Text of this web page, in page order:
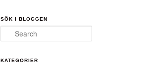
SÖK I BLOGGEN
Search
KATEGORIER